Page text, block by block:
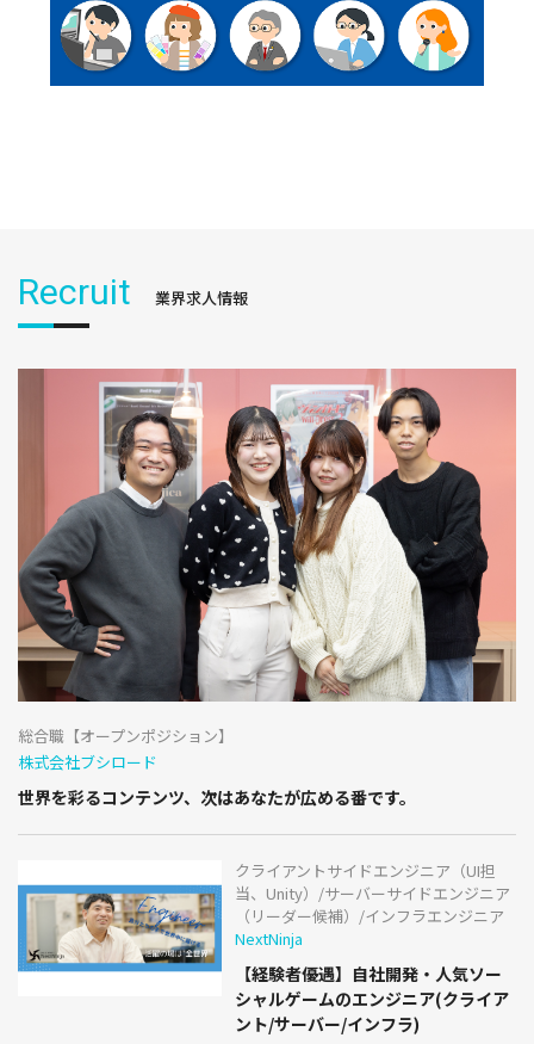
Recruit 業界求人情報
総合職【オープンポジション】
株式会社ブシロード
世界を彩るコンテンツ、次はあなたが広める番です。
クライアントサイドエンジニア（UI担
当、Unity）/サーバーサイドエンジニア
（リーダー候補）/インフラエンジニア
NextNinja
【経験者優遇】自社開発・人気ソー
シャルゲームのエンジニア(クライア
ント/サーバー/インフラ)